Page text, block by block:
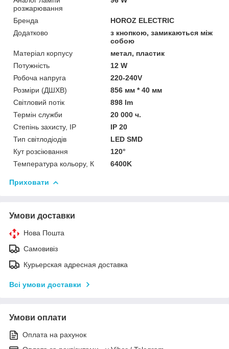
розжарювання
Бренда
HOROZ ELECTRIC
Додатково
з кнопкою, замикаються між
собою
Матеріал корпусу
метал, пластик
Потужність
12 W
Робоча напруга
220-240V
Розміри (ДШХВ)
856 мм * 40 мм
Світловий потік
898 lm
Термін служби
20 000 ч.
Степінь захисту, IP
IP 20
Тип світлодіодів
LED SMD
Кут розсіювання
120°
Температура кольору, К
6400K
Приховати
Умови доставки
Нова Пошта
Самовивіз
Курьерская адресная доставка
Всі умови доставки
Умови оплати
Оплата на рахунок